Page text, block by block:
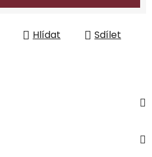
Hlídat Sdílet